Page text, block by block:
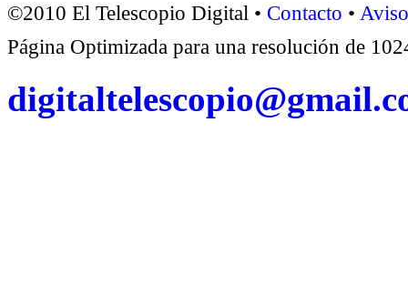
©2010 El Telescopio Digital • Contacto •
Página Optimizada para una resolución de